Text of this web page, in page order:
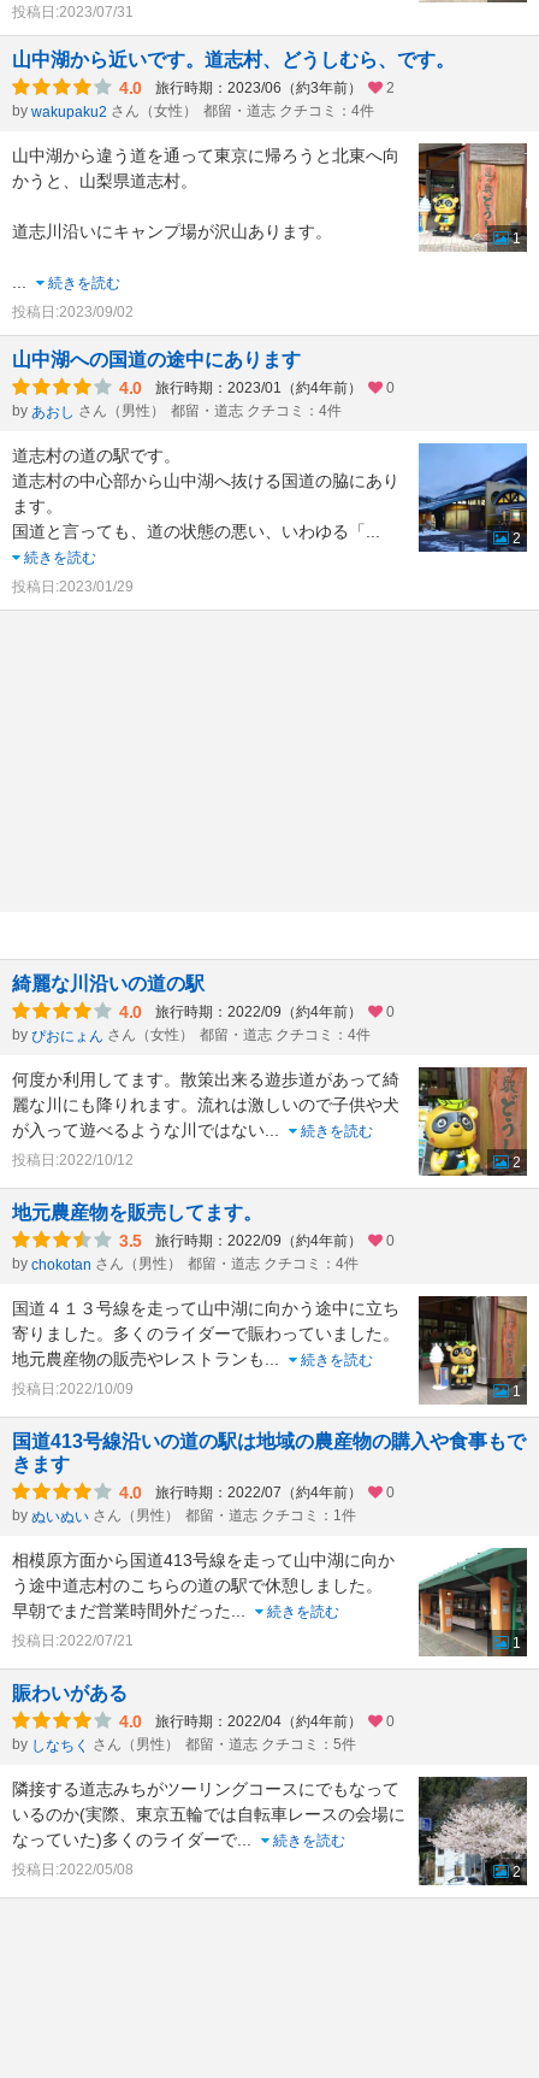
投稿日:2023/07/31
山中湖から近いです。道志村、どうしむら、です。
4.0 旅行時期：2023/06（約3年前）
2
by wakupaku2 さん（女性） 都留・道志 クチコミ：4件
山中湖から違う道を通って東京に帰ろうと北東へ向
かうと、山梨県道志村。
道志川沿いにキャンプ場が沢山あります。
...
続きを読む
投稿日:2023/09/02
1
山中湖への国道の途中にあります
4.0 旅行時期：2023/01（約4年前）
0
by あおし さん（男性） 都留・道志 クチコミ：4件
道志村の道の駅です。
道志村の中心部から山中湖へ抜ける国道の脇にあり
ます。
国道と言っても、道の状態の悪い、いわゆる「...
続きを読む
投稿日:2023/01/29
2
綺麗な川沿いの道の駅
4.0 旅行時期：2022/09（約4年前）
0
by ぴおにょん さん（女性） 都留・道志 クチコミ：4件
何度か利用してます。散策出来る遊歩道があって綺
麗な川にも降りれます。流れは激しいので子供や犬
が入って遊べるような川ではない...
続きを読む
投稿日:2022/10/12
2
地元農産物を販売してます。
3.5 旅行時期：2022/09（約4年前）
0
by chokotan さん（男性） 都留・道志 クチコミ：4件
国道４１３号線を走って山中湖に向かう途中に立ち
寄りました。多くのライダーで賑わっていました。
地元農産物の販売やレストランも...
続きを読む
投稿日:2022/10/09
1
国道413号線沿いの道の駅は地域の農産物の購入や食事もで
きます
4.0 旅行時期：2022/07（約4年前）
0
by ぬいぬい さん（男性） 都留・道志 クチコミ：1件
相模原方面から国道413号線を走って山中湖に向か
う途中道志村のこちらの道の駅で休憩しました。
早朝でまだ営業時間外だった...
続きを読む
投稿日:2022/07/21
1
賑わいがある
4.0 旅行時期：2022/04（約4年前）
0
by しなちく さん（男性） 都留・道志 クチコミ：5件
隣接する道志みちがツーリングコースにでもなって
いるのか(実際、東京五輪では自転車レースの会場に
なっていた)多くのライダーで...
続きを読む
投稿日:2022/05/08
2